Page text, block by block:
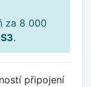
za 8 000
.
připojení